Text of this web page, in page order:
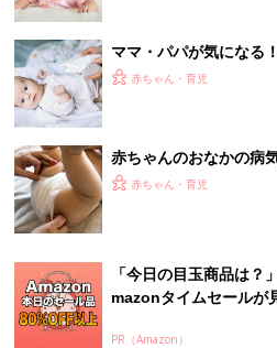
ママ・パパが気になる
なかの症状 生理的便秘
赤ちゃん・育児
赤ちゃんのおなかの病
胃腸炎・乳児下痢症の
赤ちゃん・育児
「今日の目玉商品は？
mazonタイムセールが
PR（Amazon）